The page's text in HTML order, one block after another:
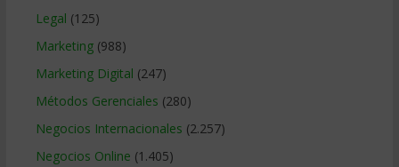
Legal (125)
Marketing(988)
Marketing Digital (247)
Métodos Gerenciales (280)
Negocios Internacionales (2.257)
Negocios Online (1.405)